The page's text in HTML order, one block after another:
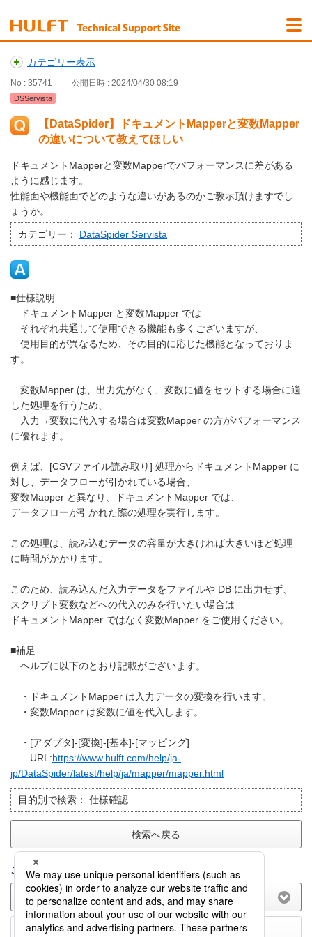
カテゴリー表示
No : 35741 公開日時 : 2024/04/30 08:19
DSServista
【DataSpider】ドキュメントMapperと変数Mapper
の違いについて教えてほしい
ドキュメントMapperと変数Mapperでパフォーマンスに差がある
ように感じます。
性能面や機能面でどのような違いがあるのかご教示頂けますでし
ょうか。
カテゴリー： DataSpider Servista
■仕様説明
ドキュメントMapper と変数Mapper では
それぞれ共通して使用できる機能も多くございますが、
使用目的が異なるため、その目的に応じた機能となっておりま
す。
変数Mapper は、出力先がなく、変数に値をセットする場合に適
した処理を行うため、
入力→変数に代入する場合は変数Mapper の方がパフォーマンス
に優れます。
例えば、[CSVファイル読み取り] 処理からドキュメントMapper に
対し、データフローが引かれている場合、
変数Mapper と異なり、ドキュメントMapper では、
データフローが引かれた際の処理を実行します。
この処理は、読み込むデータの容量が大きければ大きいほど処理
に時間がかかります。
このため、読み込んだ入力データをファイルや DB に出力せず、
スクリプト変数などへの代入のみを行いたい場合は
ドキュメントMapper ではなく変数Mapper をご使用ください。
■補足
ヘルプに以下のとおり記載がございます。
・ドキュメントMapper は入力データの変換を行います。
・変数Mapper は変数に値を代入します。
・[アダプタ]-[変換]-[基本]-[マッピング]
URL:https://www.hulft.com/help/ja-
jp/DataSpider/latest/help/ja/mapper/mapper.html
目的別で検索： 仕様確認
検索へ戻る
このFAQに関してのご意見をお聞かせ下さい。
(選択してください)
送信する